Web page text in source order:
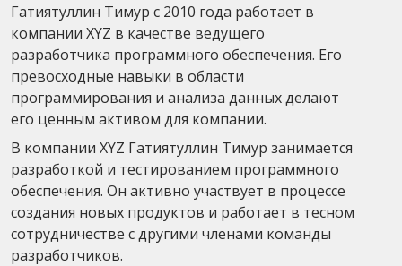
Гатиятуллин Тимур с 2010 года работает в
компании XYZ в качестве ведущего
разработчика программного обеспечения. Его
превосходные навыки в области
программирования и анализа данных делают
его ценным активом для компании.
В компании XYZ Гатиятуллин Тимур занимается
разработкой и тестированием программного
обеспечения. Он активно участвует в процессе
создания новых продуктов и работает в тесном
сотрудничестве с другими членами команды
разработчиков.